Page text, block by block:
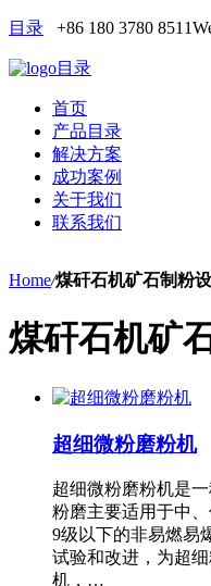
目录 +86 180 3780 8511
目录
首页
产品目录
解决方案
成功案例
关于我们
联系我们
Home/煤矸石机矿石制粉
煤矸石机矿
超细微粉磨粉机
超细微粉磨粉机是
粉磨主要适用于中
9级以下的非易燃易
试验和改进，为超
机，…